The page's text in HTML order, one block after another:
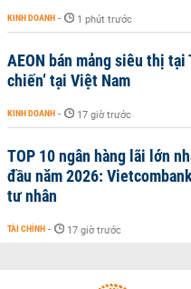
KINH DOANH - 1 phút trước
AEON bán mảng siêu thị tại
chiến’ tại Việt Nam
KINH DOANH - 17 giờ trước
TOP 10 ngân hàng lãi lớn
đầu năm 2026:
tư nhân
TÀI CHÍNH - 17 giờ trước